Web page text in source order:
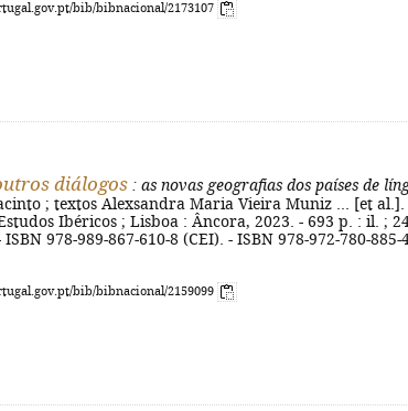
bib/bibnacional/2173107
diálogos : as novas geografias dos países de
; textos Alexsandra Maria Vieira Muniz ... [et al.].
Ibéricos ; Lisboa : Âncora, 2023. - 693 p. : il. ;
978-989-867-610-8 (CEI). - ISBN 978-972-780-885-
bib/bibnacional/2159099